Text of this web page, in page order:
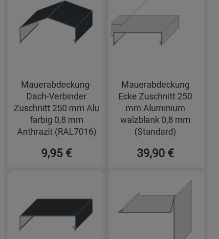
Mauerabdeckung-
Dach-Verbinder
Zuschnitt 250 mm Alu
farbig 0,8 mm
Anthrazit (RAL7016)
9,95 €
Mauerabdeckung
Ecke Zuschnitt 250
mm Aluminium
walzblank 0,8 mm
(Standard)
39,90 €